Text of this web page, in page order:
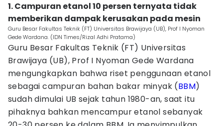
1. Campuran etanol 10 persen ternyata tidak
memberikan dampak kerusakan pada mesin
Guru Besar Fakultas Teknik (FT) Universitas Brawijaya (UB), Prof I Nyoman
Gede Wardana. (IDN Times/Rizal Adhi Pratama)
Guru Besar Fakultas Teknik (FT) Universitas
Brawijaya (UB), Prof I Nyoman Gede Wardana
mengungkapkan bahwa riset penggunaan etanol
sebagai campuran bahan bakar minyak (BBM)
sudah dimulai UB sejak tahun 1980-an, saat itu
pihaknya bahkan mencampur etanol sebanyak